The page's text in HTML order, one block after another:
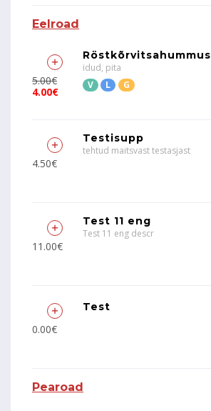
Eelroad
5.00€
4.00€
Röstkõrvitsahummus
idud, pita
V
L G
4.50€
Testisupp
tehtud maitsvast testasjast
11.00€
Test 11 eng
Test 11 eng descr
0.00€
Test
Pearoad